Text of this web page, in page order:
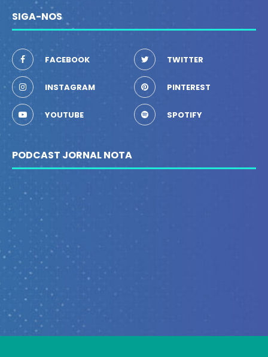
SIGA-NOS
FACEBOOK TWITTER
INSTAGRAM PINTEREST
YOUTUBE SPOTIFY
PODCAST JORNAL NOTA